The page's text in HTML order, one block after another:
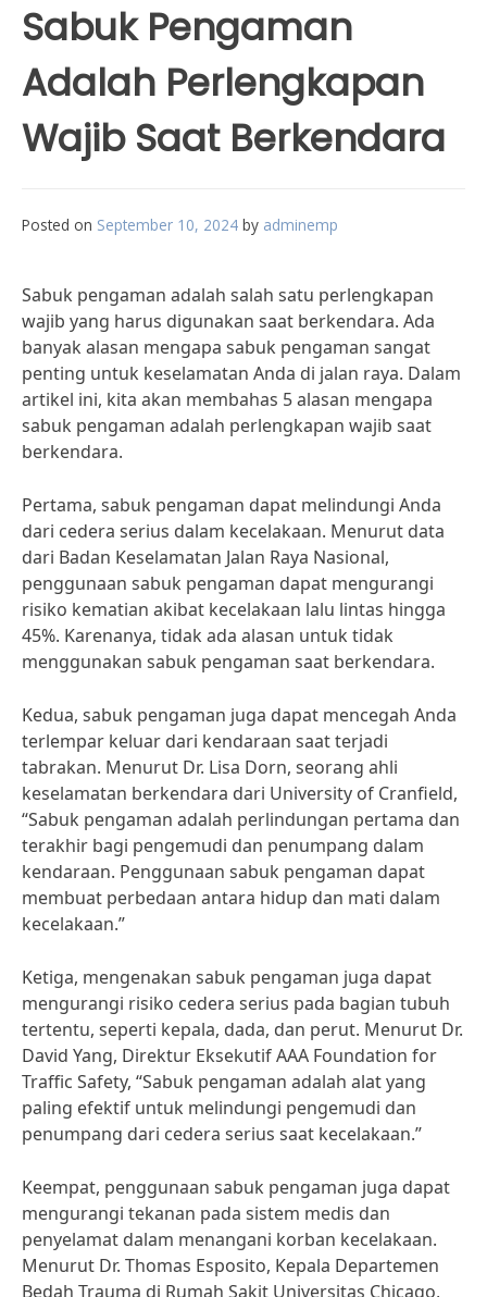
Sabuk Pengaman
Adalah Perlengkapan
Wajib Saat Berkendara
Posted on September 10, 2024 by adminemp
Sabuk pengaman adalah salah satu perlengkapan
wajib yang harus digunakan saat berkendara. Ada
banyak alasan mengapa sabuk pengaman sangat
penting untuk keselamatan Anda di jalan raya. Dalam
artikel ini, kita akan membahas 5 alasan mengapa
sabuk pengaman adalah perlengkapan wajib saat
berkendara.
Pertama, sabuk pengaman dapat melindungi Anda
dari cedera serius dalam kecelakaan. Menurut data
dari Badan Keselamatan Jalan Raya Nasional,
penggunaan sabuk pengaman dapat mengurangi
risiko kematian akibat kecelakaan lalu lintas hingga
45%. Karenanya, tidak ada alasan untuk tidak
menggunakan sabuk pengaman saat berkendara.
Kedua, sabuk pengaman juga dapat mencegah Anda
terlempar keluar dari kendaraan saat terjadi
tabrakan. Menurut Dr. Lisa Dorn, seorang ahli
keselamatan berkendara dari University of Cranfield,
“Sabuk pengaman adalah perlindungan pertama dan
terakhir bagi pengemudi dan penumpang dalam
kendaraan. Penggunaan sabuk pengaman dapat
membuat perbedaan antara hidup dan mati dalam
kecelakaan.”
Ketiga, mengenakan sabuk pengaman juga dapat
mengurangi risiko cedera serius pada bagian tubuh
tertentu, seperti kepala, dada, dan perut. Menurut Dr.
David Yang, Direktur Eksekutif AAA Foundation for
Traffic Safety, “Sabuk pengaman adalah alat yang
paling efektif untuk melindungi pengemudi dan
penumpang dari cedera serius saat kecelakaan.”
Keempat, penggunaan sabuk pengaman juga dapat
mengurangi tekanan pada sistem medis dan
penyelamat dalam menangani korban kecelakaan.
Menurut Dr. Thomas Esposito, Kepala Departemen
Bedah Trauma di Rumah Sakit Universitas Chicago,